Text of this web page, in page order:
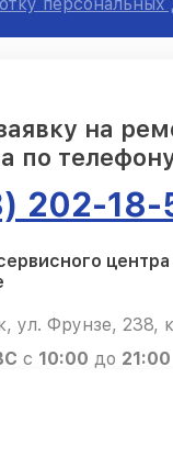
на
по
202-18-
центра
ул. Фрунзе, 238,
с 10:00 до 21:00